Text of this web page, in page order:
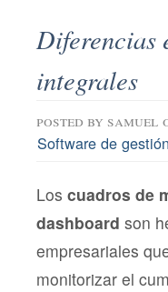
Diferencias
integrales
posted by samuel
Software de gestión
Los cuadros de
dashboard son
empresariales
monitorizar el